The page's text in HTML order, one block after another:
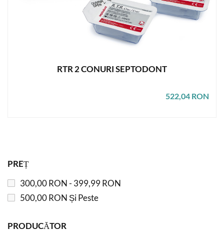
RTR 2 CONURI SEPTODONT
522,04 RON
PREȚ
300,00 RON- 399,99 RON
500,00 RON Și Peste
PRODUCĂTOR